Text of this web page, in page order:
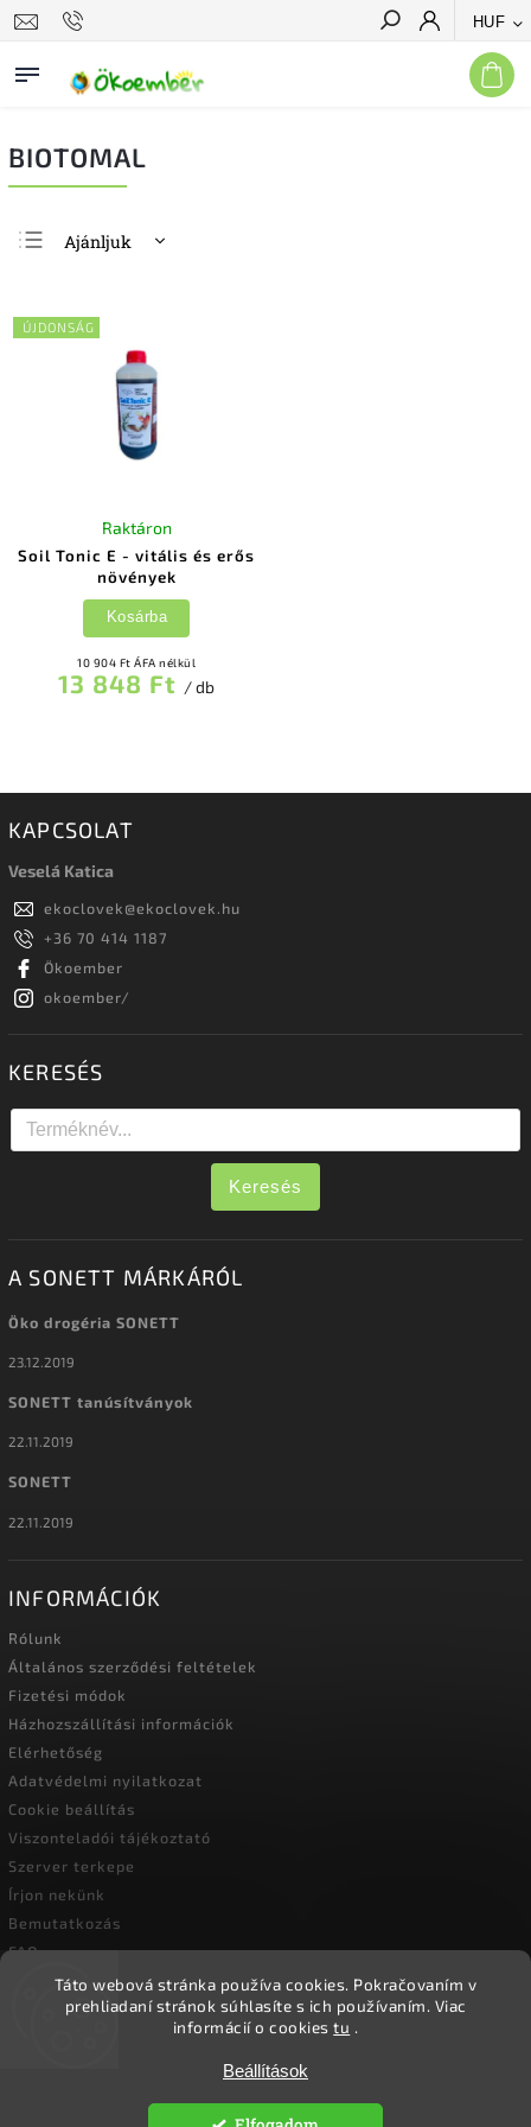
Táto webová stránka používa cookies. Pokračovaním v
prehliadaní stránok súhlasíte s ich používaním. Viac
informácií o cookiestu .
Beállítások
HUF
Keresés
BIOTOMAL
Ajánljuk
Legdrágább
Legnépszerűbb
termékek
ABC szerint
ÚJDONSÁG
Soil Tonic E - vitális és erős
növények
Raktáron
10 904 Ft ÁFA nélkül
13 848 Ft / db
Kosárba
KAPCSOLAT
Veselá Katica
ekoclovek@ekoclovek.hu
+36 70 414 1187
Ökoember
okoember/
KERESÉS
Keresés
A SONETT MÁRKÁRÓL
Öko drogéria SONETT
23.12.2019
SONETT tanúsítványok
22.11.2019
SONETT
22.11.2019
INFORMÁCIÓK
Rólunk
Általános szerződési feltételek
Fizetési módok
Házhozszállítási információk
Elérhetőség
Adatvédelmi nyilatkozat
Cookie beállítás
Viszonteladói tájékoztató
Szerver terkepe
Írjon nekünk
Bemutatkozás
FAQ
Vásárlási útmutató
Ökoember. Minden jog fenntartva.
Süti beállítások szerkesztése